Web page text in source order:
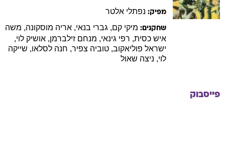
מפיק: נפתלי אלטר
שחקנים: מיקי קם, גברי בנאי, אריה מוסקונה, משה
איש כסית, רפי גינאי, מנחם זילברמן, אושיק לוי,
ישראל פוליאקוב, טוביה צפיר, חנה לסלאו, שייקה
לוי, ניצה שאול
פייסבוק